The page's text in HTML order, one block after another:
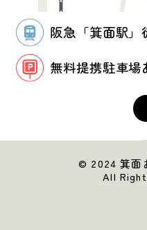
阪急「箕面駅」
無料提携駐車場
© 2024 箕面
All